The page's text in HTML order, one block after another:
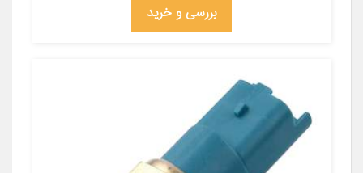
بررسی و خرید